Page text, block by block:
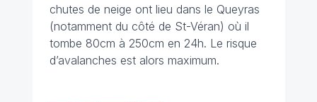
chutes de neige ont lieu dans le Queyras
(notamment du côté de St-Véran) où il
tombe 80cm à 250cm en 24h. Le risque
d’avalanches est alors maximum.